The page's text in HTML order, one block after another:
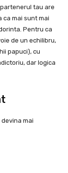
tau are
mai sunt mai
Pentru ca
de un echilibru,
papuci), cu
dar logica
mai